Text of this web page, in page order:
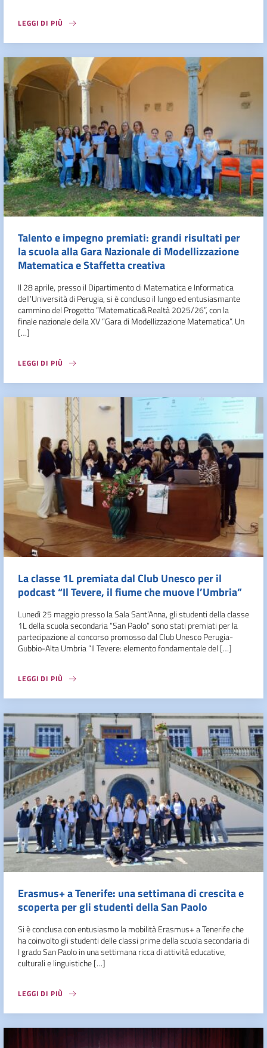
LEGGI DI PIÙ
Talento e impegno premiati: grandi risultati per
la scuola alla Gara Nazionale di Modellizzazione
Matematica e Staffetta creativa
Il 28 aprile, presso il Dipartimento di Matematica e Informatica
dell’Università di Perugia, si è concluso il lungo ed entusiasmante
cammino del Progetto “Matematica&Realtà 2025/26”, con la
finale nazionale della XV “Gara di Modellizzazione Matematica”. Un
[…]
LEGGI DI PIÙ
La classe 1L premiata dal Club Unesco per il
podcast “Il Tevere, il fiume che muove l’Umbria”
Lunedì 25 maggio presso la Sala Sant’Anna, gli studenti della classe
1L della scuola secondaria “San Paolo” sono stati premiati per la
partecipazione al concorso promosso dal Club Unesco Perugia-
Gubbio-Alta Umbria “Il Tevere: elemento fondamentale del […]
LEGGI DI PIÙ
Erasmus+ a Tenerife: una settimana di crescita e
scoperta per gli studenti della San Paolo
Si è conclusa con entusiasmo la mobilità Erasmus+ a Tenerife che
ha coinvolto gli studenti delle classi prime della scuola secondaria di
I grado San Paolo in una settimana ricca di attività educative,
culturali e linguistiche […]
LEGGI DI PIÙ